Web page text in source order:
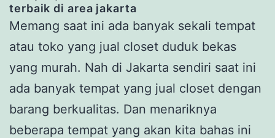
terbaik di area jakarta
Memang saat ini ada banyak sekali tempat
atau toko yang jual closet duduk bekas
yang murah. Nah di Jakarta sendiri saat ini
ada banyak tempat yang jual closet dengan
barang berkualitas. Dan menariknya
beberapa tempat yang akan kita bahas ini